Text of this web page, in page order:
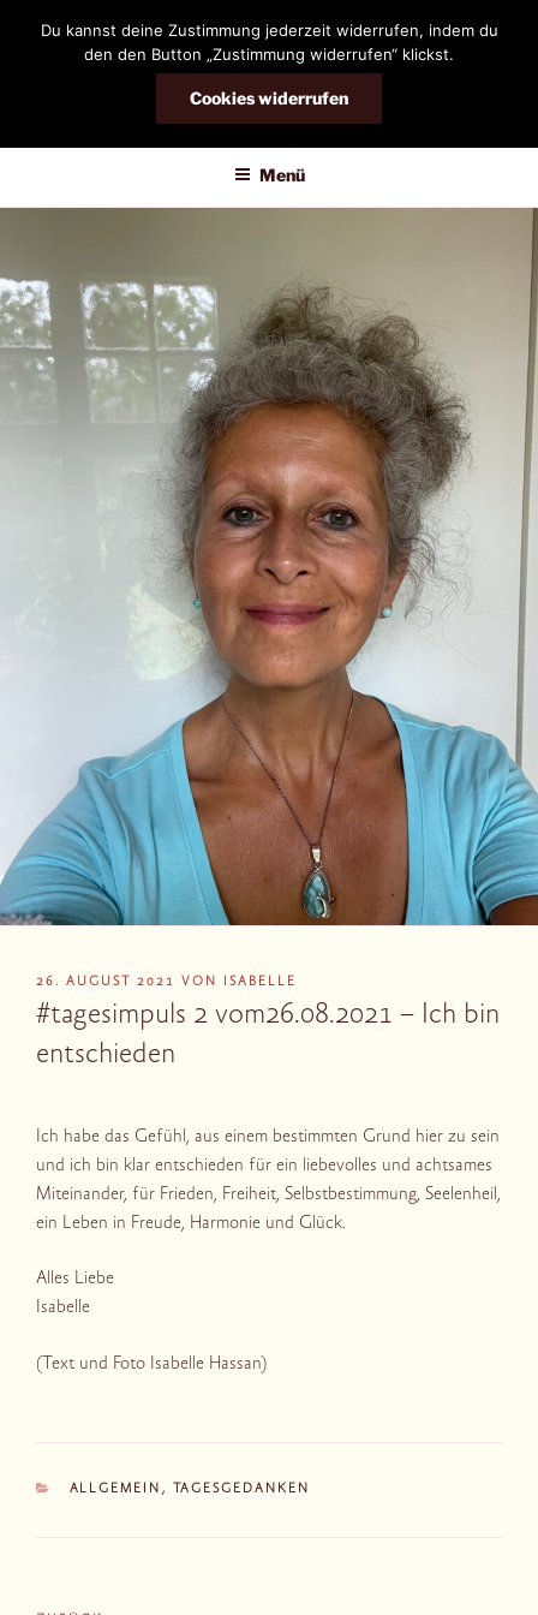
DIANDRA-CIRCLE
Menü
VERÖFFENTLICHT
AM
26. AUGUST 2021 VON ISABELLE
#tagesimpuls 2 vom26.08.2021 – Ich bin
entschieden
Ich habe das Gefühl, aus einem bestimmten Grund hier zu sein
und ich bin klar entschieden für ein liebevolles und achtsames
Miteinander, für Frieden, Freiheit, Selbstbestimmung, Seelenheil,
ein Leben in Freude, Harmonie und Glück.
Alles Liebe
Isabelle
(Text und Foto Isabelle Hassan)
KATEGORIEN
ALLGEMEIN , TAGESGEDANKEN
Beitragsnavigation
Du kannst deine Zustimmung jederzeit widerrufen, indem du
den den Button „Zustimmung widerrufen“ klickst.
Cookies widerrufen